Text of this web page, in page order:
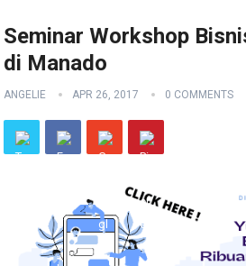
Seminar Workshop
di Manado
ANGELIE APR 26, 2017 0 COMMENTS